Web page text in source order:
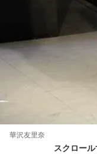
華沢友里奈
スクロー